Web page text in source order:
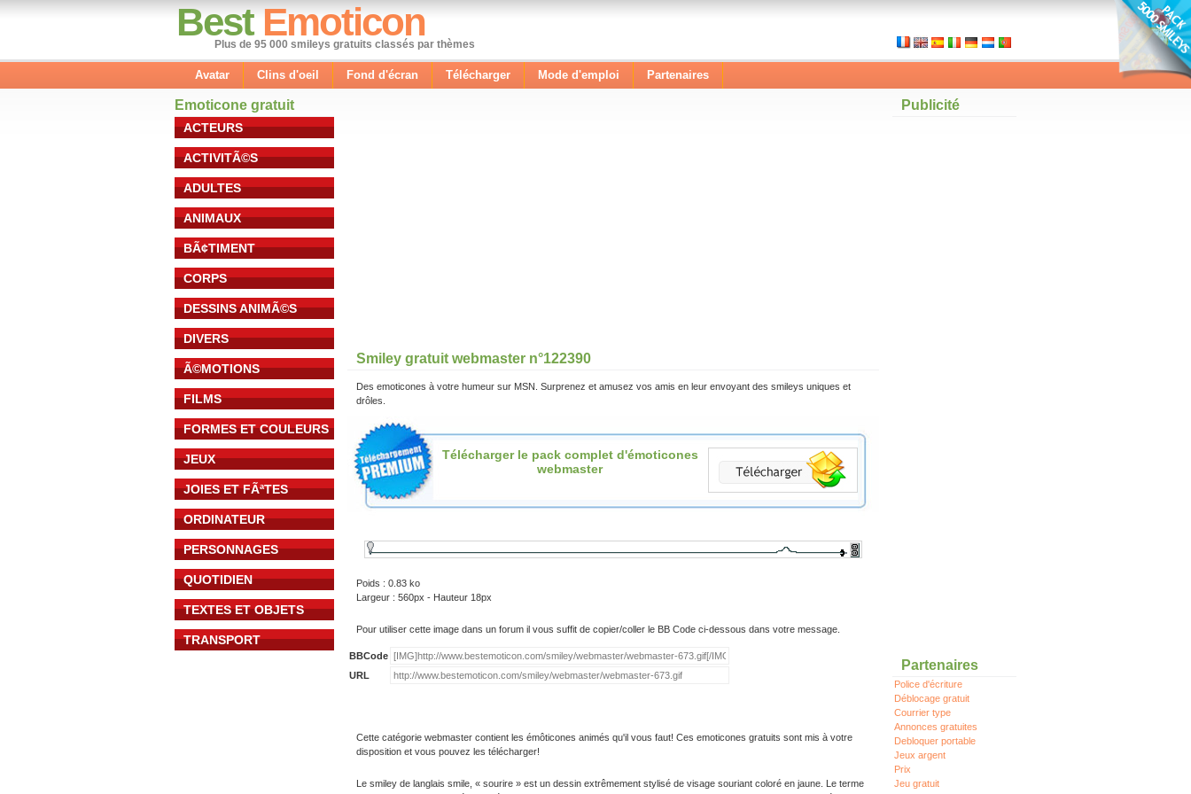
Best Emoticon
Plus de 95 000 smileys gratuits classés par thèmes
Avatar Clins d'oeil Fond d'écran Télécharger Mode d'emploi Partenaires
Emoticone gratuit
ACTEURS
ACTIVITÃ©S
ADULTES
ANIMAUX
BÃ¢TIMENT
CORPS
DESSINS ANIMÃ©S
DIVERS
Ã©MOTIONS
FILMS
FORMES ET COULEURS
JEUX
JOIES ET FÃªTES
ORDINATEUR
PERSONNAGES
QUOTIDIEN
TEXTES ET OBJETS
TRANSPORT
Smiley gratuit webmaster n°122390
Des emoticones à votre humeur sur MSN. Surprenez et amusez vos amis en leur envoyant des smileys uniques et
drôles.
Télécharger le pack complet d'émoticones
webmaster
Poids : 0.83 ko
Largeur : 560px - Hauteur 18px
Pour utiliser cette image dans un forum il vous suffit de copier/coller le BB Code ci-dessous dans votre message.
BBCode
URL
Cette catégorie webmaster contient les émôticones animés qu'il vous faut! Ces emoticones gratuits sont mis à votre
disposition et vous pouvez les télécharger!
Le smiley de langlais smile, « sourire » est un dessin extrêmement stylisé de visage souriant coloré en jaune. Le terme
Publicité
Partenaires
Police d'écriture
Déblocage gratuit
Courrier type
Annonces gratuites
Debloquer portable
Jeux argent
Prix
Jeu gratuit